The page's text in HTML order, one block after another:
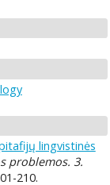
lingvistinės
problemos. 3.
210.